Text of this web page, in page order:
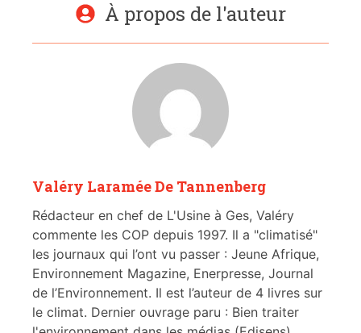
À propos de l'auteur
Valéry Laramée De Tannenberg
Rédacteur en chef de L'Usine à Ges, Valéry
commente les COP depuis 1997. Il a "climatisé"
les journaux qui l’ont vu passer : Jeune Afrique,
Environnement Magazine, Enerpresse, Journal
de l’Environnement. Il est l’auteur de 4 livres sur
le climat. Dernier ouvrage paru : Bien traiter